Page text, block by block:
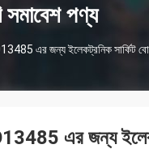
সমাবেশ পণ্য
এর জন্য ইলেকট্রনিক সার্কিট
এর জন্য